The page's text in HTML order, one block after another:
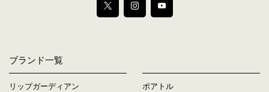
ブランド一覧
リップガーディアン
ポアトル